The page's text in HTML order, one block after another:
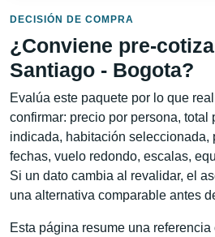
DECISIÓN DE COMPRA
¿Conviene pre-
Santiago - Bogota?
Evalúa este paquete por lo que
confirmar: precio por persona, total
indicada, habitación seleccionada,
fechas, vuelo redondo, escalas,
Si un dato cambia al revalidar, el
una alternativa comparable antes
Esta página resume una